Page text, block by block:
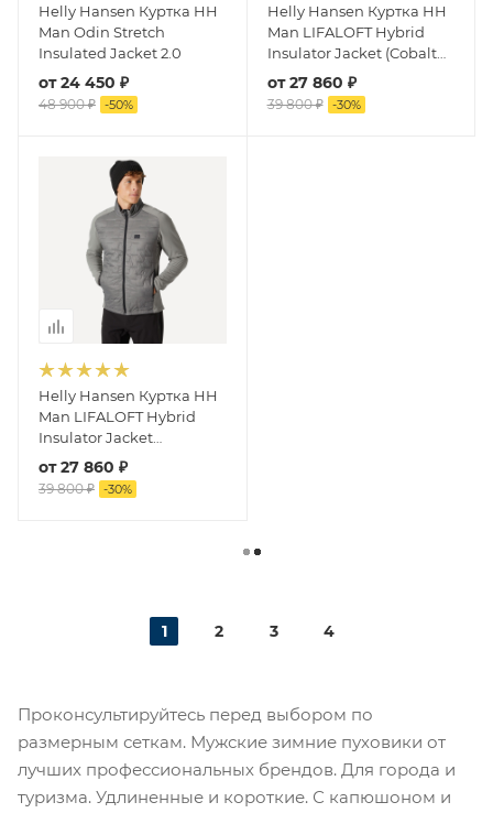
Helly Hansen Куртка HH
Man Odin Stretch
Insulated Jacket 2.0
от24 450 ₽
48 900 ₽ -50%
Helly Hansen Куртка HH
Man LIFALOFT Hybrid
Insulator Jacket (Cobalt
2.0)
от27 860 ₽
39 800 ₽ -30%
Helly Hansen Куртка HH
Man LIFALOFT Hybrid
Insulator Jacket
(Concrete)
от27 860 ₽
39 800 ₽ -30%
1 2 3 4
Проконсультируйтесь перед выбором по
размерным сеткам. Мужские зимние пуховики от
лучших профессиональных брендов. Для города и
туризма. Удлиненные и короткие. С капюшоном и